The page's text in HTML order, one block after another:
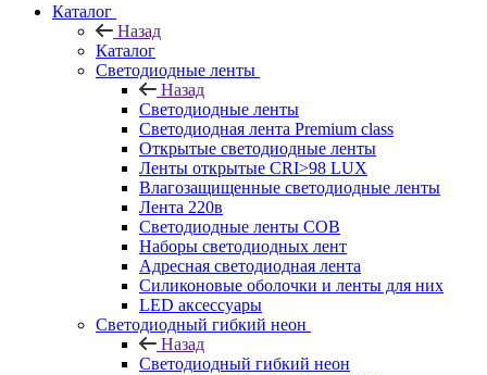
Каталог
Назад
Каталог
Светодиодные ленты
Назад
Светодиодные ленты
Светодиодная лента Premium class
Открытые светодиодные ленты
Ленты открытые CRI>98 LUX
Влагозащищенные светодиодные ленты
Лента 220в
Светодиодные ленты COB
Наборы светодиодных лент
Адресная светодиодная лента
Силиконовые оболочки и ленты для них
LED аксессуары
Светодиодный гибкий неон
Назад
Светодиодный гибкий неон